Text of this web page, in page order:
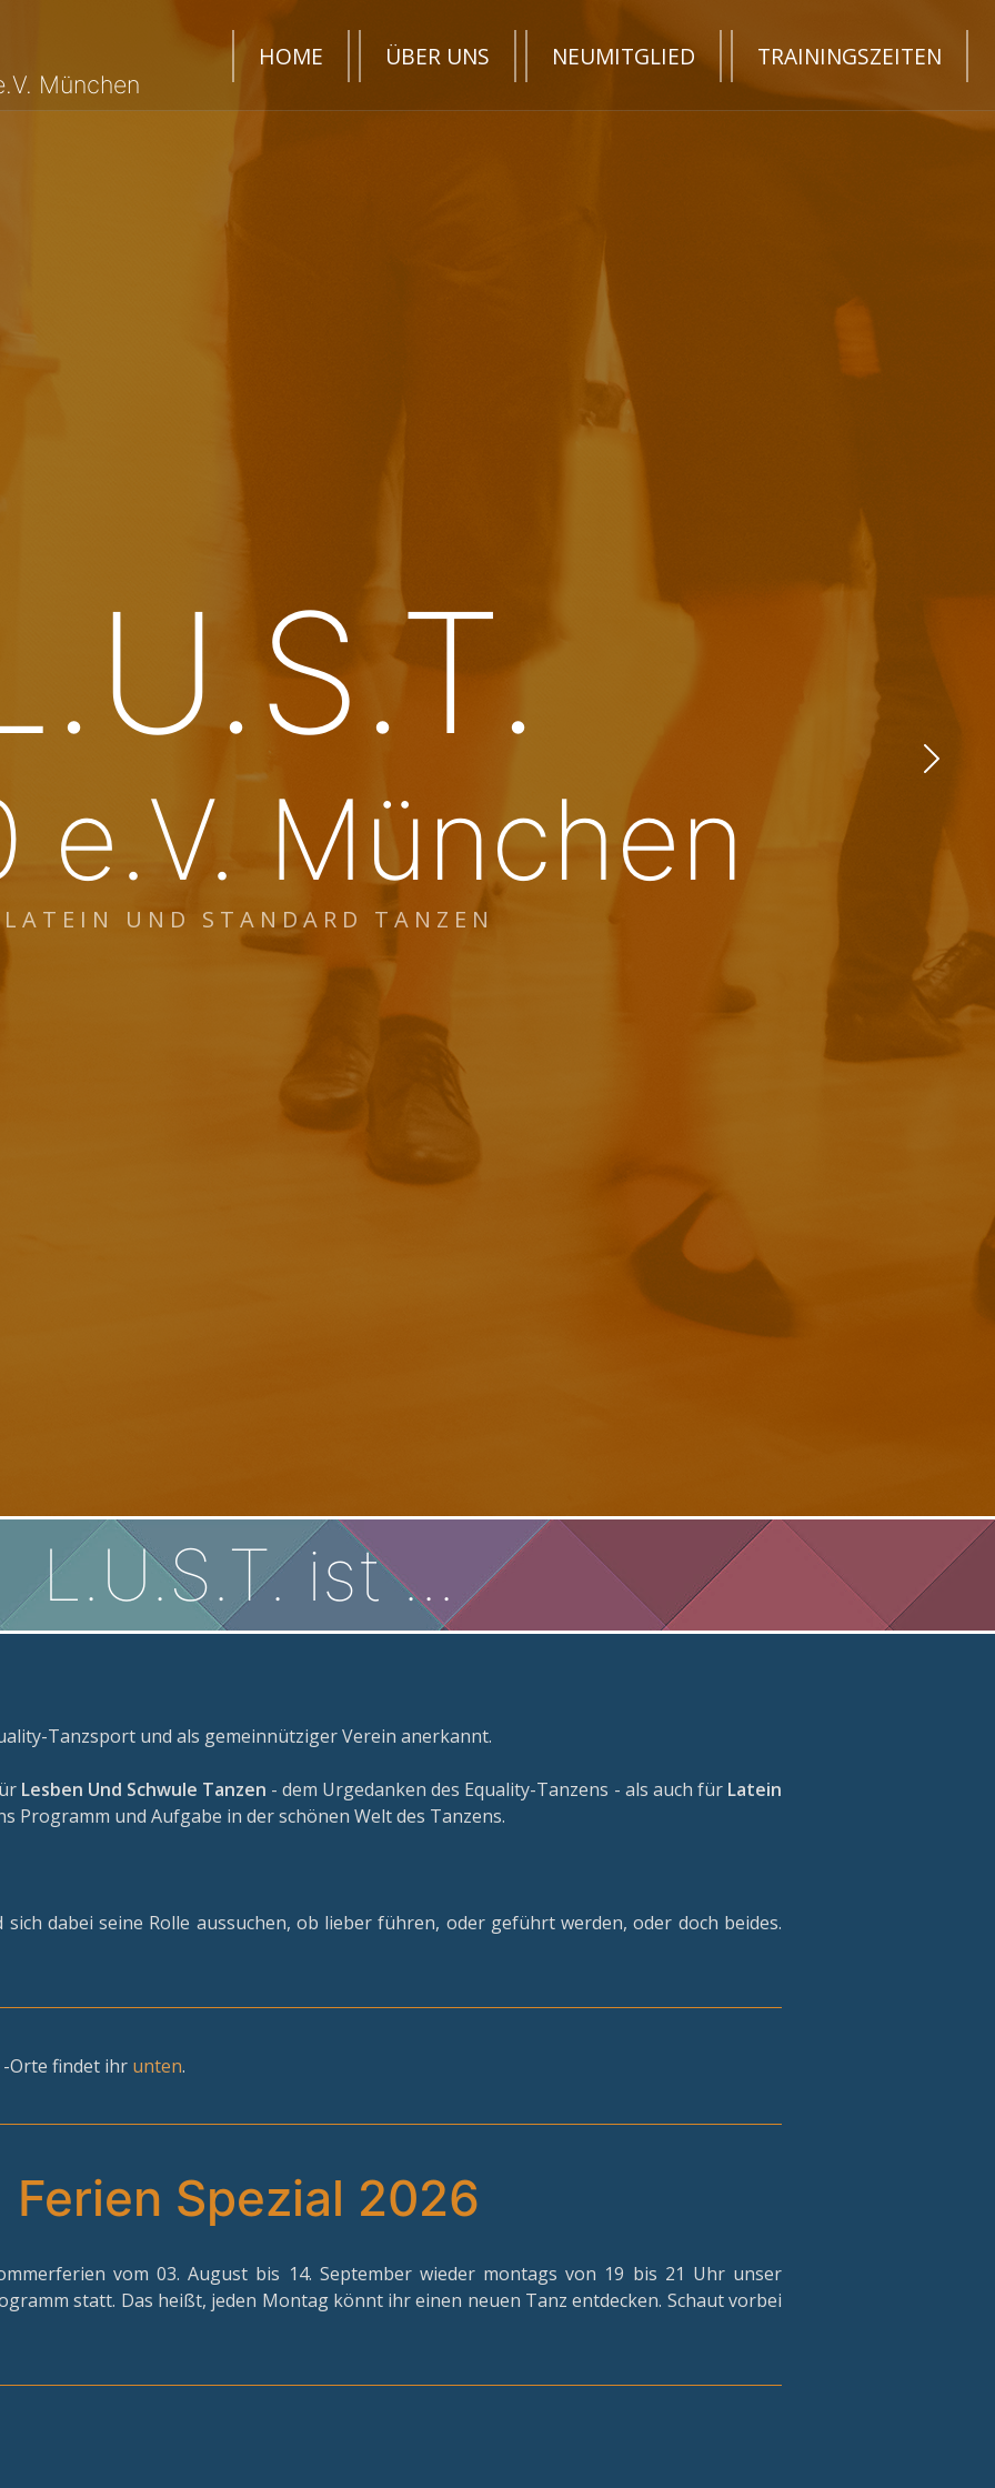
München
HOME ÜBER UNS NEUMITGLIED TRAININGSZEITEN
e.V. München
LATEIN UND STANDARD TANZEN
L.U.S.T. ist ...
Tanzsport und als gemeinnütziger Verein anerkannt.
Lesben Und Schwule Tanzen - dem Urgedanken des Equality-Tanzens - als auch für Latein
Programm und Aufgabe in der schönen Welt des Tanzens.
dabei seine Rolle aussuchen, ob lieber führen, oder geführt werden, oder doch beides.
Orte findet ihr unten.
Ferien Spezial 2026
vom 03. August bis 14. September wieder montags von 19 bis 21 Uhr unser
statt. Das heißt, jeden Montag könnt ihr einen neuen Tanz entdecken. Schaut vorbei